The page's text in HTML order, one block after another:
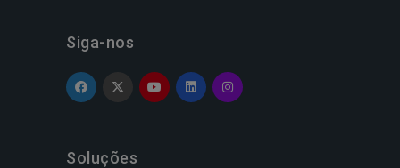
Siga-nos
Soluções